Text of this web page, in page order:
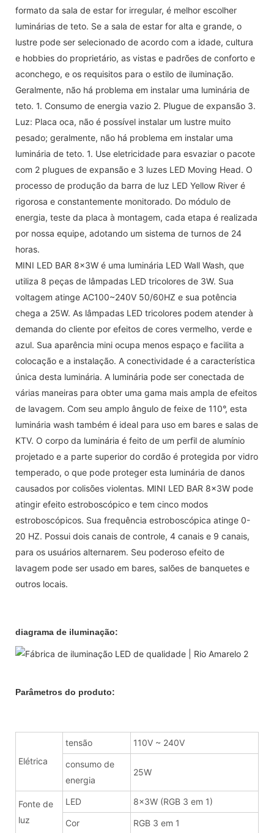
formato da sala de estar for irregular, é melhor escolher
luminárias de teto. Se a sala de estar for alta e grande, o
lustre pode ser selecionado de acordo com a idade, cultura
e hobbies do proprietário, as vistas e padrões de conforto e
aconchego, e os requisitos para o estilo de iluminação.
Geralmente, não há problema em instalar uma luminária de
teto. 1. Consumo de energia vazio 2. Plugue de expansão 3.
Luz: Placa oca, não é possível instalar um lustre muito
pesado; geralmente, não há problema em instalar uma
luminária de teto. 1. Use eletricidade para esvaziar o pacote
com 2 plugues de expansão e 3 luzes LED Moving Head. O
processo de produção da barra de luz LED Yellow River é
rigorosa e constantemente monitorado. Do módulo de
energia, teste da placa à montagem, cada etapa é realizada
por nossa equipe, adotando um sistema de turnos de 24
horas.
MINI LED BAR 8x3W é uma luminária LED Wall Wash, que
utiliza 8 peças de lâmpadas LED tricolores de 3W. Sua
voltagem atinge AC100~240V 50/60HZ e sua potência
chega a 25W. As lâmpadas LED tricolores podem atender à
demanda do cliente por efeitos de cores vermelho, verde e
azul. Sua aparência mini ocupa menos espaço e facilita a
colocação e a instalação. A conectividade é a característica
única desta luminária. A luminária pode ser conectada de
várias maneiras para obter uma gama mais ampla de efeitos
de lavagem. Com seu amplo ângulo de feixe de 110°, esta
luminária wash também é ideal para uso em bares e salas de
KTV. O corpo da luminária é feito de um perfil de alumínio
projetado e a parte superior do cordão é protegida por vidro
temperado, o que pode proteger esta luminária de danos
causados ​​por colisões violentas. MINI LED BAR 8x3W pode
atingir efeito estroboscópico e tem cinco modos
estroboscópicos. Sua frequência estroboscópica atinge 0-
20 HZ. Possui dois canais de controle, 4 canais e 9 canais,
para os usuários alternarem. Seu poderoso efeito de
lavagem pode ser usado em bares, salões de banquetes e
outros locais.
diagrama de iluminação:
Parâmetros do produto:
Elétrica
tensão 110V ~ 240V
consumo de
energia
25W
Fonte de
luz
LED 8x3W (RGB 3 em 1)
Cor RGB 3 em 1